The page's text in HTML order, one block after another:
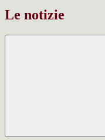
Le notizie